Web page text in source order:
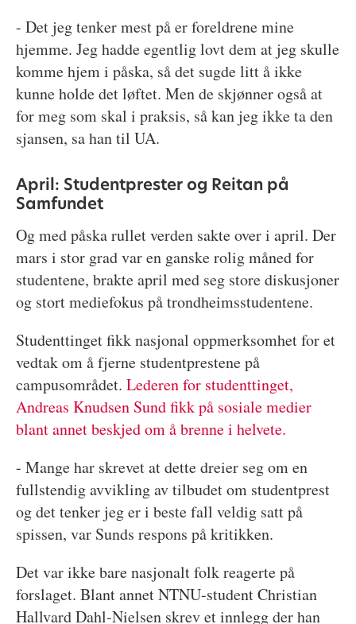
- Det jeg tenker mest på er foreldrene mine
hjemme. Jeg hadde egentlig lovt dem at jeg skulle
komme hjem i påska, så det sugde litt å ikke
kunne holde det løftet. Men de skjønner også at
for meg som skal i praksis, så kan jeg ikke ta den
sjansen, sa han til UA.
April: Studentprester og Reitan på
Samfundet
Og med påska rullet verden sakte over i april. Der
mars i stor grad var en ganske rolig måned for
studentene, brakte april med seg store diskusjoner
og stort mediefokus på trondheimsstudentene.
Studenttinget fikk nasjonal oppmerksomhet for et
vedtak om å fjerne studentprestene på
campusområdet. Lederen for studenttinget,
Andreas Knudsen Sund fikk på sosiale medier
blant annet beskjed om å brenne i helvete.
- Mange har skrevet at dette dreier seg om en
fullstendig avvikling av tilbudet om studentprest
og det tenker jeg er i beste fall veldig satt på
spissen, var Sunds respons på kritikken.
Det var ikke bare nasjonalt folk reagerte på
forslaget. Blant annet NTNU-student Christian
Hallvard Dahl-Nielsen skrev et innlegg der han